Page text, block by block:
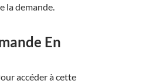
la demande.​
En
accéder à cette